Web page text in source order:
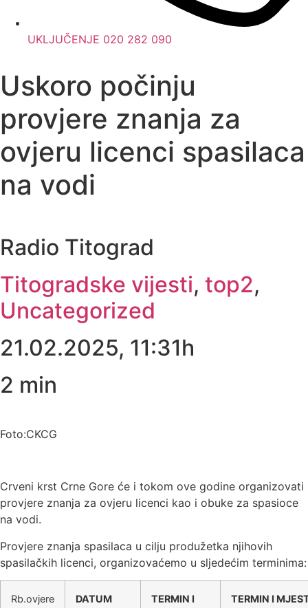
UKLJUČENJE 020 282 090
Uskoro počinju
provjere znanja za
ovjeru licenci spasilaca
na vodi
Radio Titograd
Titogradske vijesti, top2,
Uncategorized
21.02.2025, 11:31h
2 min
Foto:CKCG
Crveni krst Crne Gore će i tokom ove godine organizovati
provjere znanja za ovjeru licenci kao i obuke za spasioce
na vodi.
Provjere znanja spasilaca u cilju produžetka njihovih
spasilačkih licenci, organizovaćemo u sljedećim terminima:
Rb.ovjere DATUM
TERMIN I
TERMIN I